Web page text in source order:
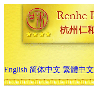
English 简体中文 繁體中文